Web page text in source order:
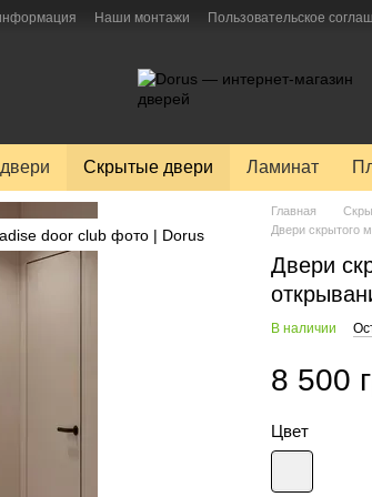
Наши монтажи Пользовательское
Скрытые двери Ламинат
Главная
Двери скрытого
Двери
В наличии
8 500
Цвет